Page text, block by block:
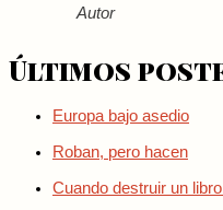
Autor
Últimos
Europa bajo asedio
Roban, pero hacen
Cuando destruir un